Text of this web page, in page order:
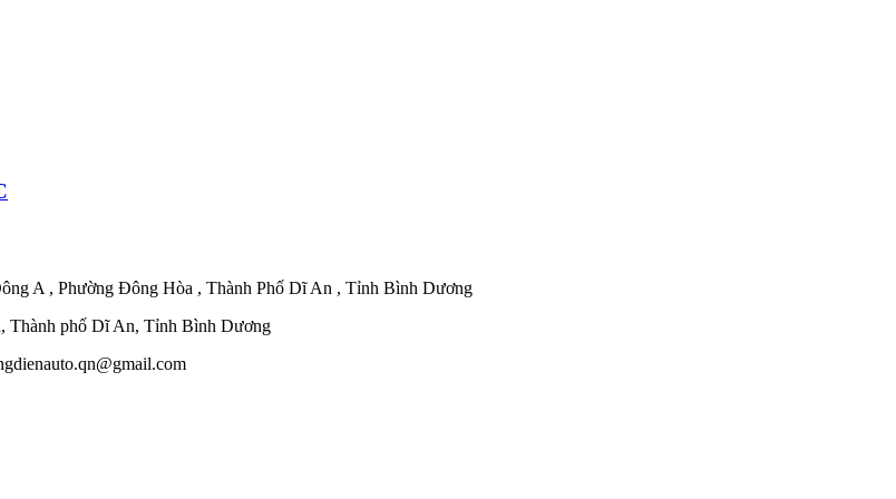
A , Phường Đông Hòa , Thành Phố Dĩ An , Tỉnh Bình Dương
Thành phố Dĩ An, Tỉnh Bình Dương